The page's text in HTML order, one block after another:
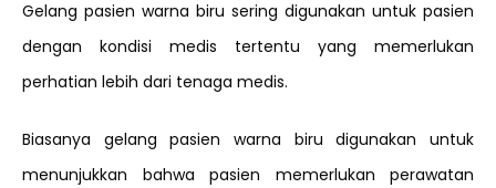
Gelang pasien warna biru sering digunakan untuk pasien
dengan kondisi medis tertentu yang memerlukan
perhatian lebih dari tenaga medis.
Biasanya gelang pasien warna biru digunakan untuk
menunjukkan bahwa pasien memerlukan perawatan